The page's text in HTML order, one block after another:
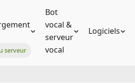
Bot
vocal &
serveur
vocal
Logiciels
serveur